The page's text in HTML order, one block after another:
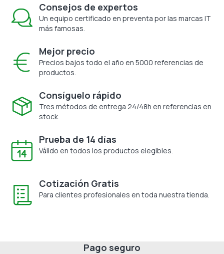
Consejos de expertos
Un equipo certificado en preventa por las marcas IT
más famosas.
Mejor precio
Precios bajos todo el año en 5000 referencias de
productos.
Consíguelo rápido
Tres métodos de entrega 24/48h en referencias en
stock.
Prueba de 14 días
Válido en todos los productos elegibles.
Cotización Gratis
Para clientes profesionales en toda nuestra tienda.
Pago seguro